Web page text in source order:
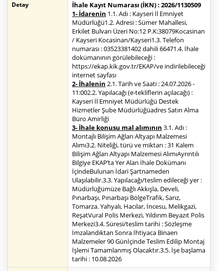
Detay
İhale Kayıt Numarası (İKN) : 2026/1130509
1- İdarenin 1.1. Adı : Kayseri İl Emniyet
Müdürlüğü1.2. Adresi : Sümer Mahallesi,
Erkilet Bulvarı Üzeri No:12 P.K:38079Kocasinan
/ Kayseri Kocasinan/Kayseri1.3. Telefon
numarası : 03523381402 dahili 66471.4. İhale
dokümanının görülebileceği :
https://ekap.kik.gov.tr/EKAP/ve indirilebileceği
internet sayfası
2- İhalenin 2.1. Tarih ve Saati : 24.07.2026 -
11:002.2. Yapılacağı (e-tekliflerin açılacağı) :
Kayseri İl Emniyet Müdürlüğü Destek
Hizmetler Şube Müdürlüğüadres Satın Alma
Büro Amirliği
3- İhale konusu mal alımının 3.1. Adı :
Montajlı Bilişim Ağları Altyapı Malzemesi
Alımı3.2. Niteliği, türü ve miktarı : 31 Kalem
Bilişim Ağları Altyapı Malzemesi AlımıAyrıntılı
Bilgiye EKAP’ta Yer Alan İhale Dokümanı
İçindeBulunan İdari Şartnameden
Ulaşılabilir.3.3. Yapılacağı/teslim edileceği yer :
Müdürlüğümüze Bağlı Akkışla, Develi,
Pınarbaşı, Pınarbaşı BölgeTrafik, Sarız,
Tomarza. Yahyalı, Hacılar, İncesu, Melikgazi,
ReşatVural Polis Merkezi, Yıldırım Beyazıt Polis
Merkezi3.4. Süresi/teslim tarihi : Sözleşme
İmzalandıktan Sonra İhtiyaca Binaen
Malzemeler 90 Günİçinde Teslim Edilip Montaj
İşlemi Tamamlanmış Olacaktır.3.5. İşe başlama
tarihi : 10.08.2026